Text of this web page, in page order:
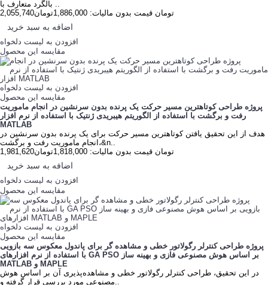
2,055,740تومان قیمت بدون مالیات: 1,886,000تومان
اضافه به سبد خرید
افزودن به لیست دلخواه
مقایسه این محصول
افزودن به لیست دلخواه
مقایسه این محصول
پروژه طراحی کوتاهترین مسیر حرکت یک پرنده بدون سرنشین در انجام ماموریت
رفت و برگشت با استفاده از الگوریتم هیبریدی ژنتیک با استفاده از نرم افزار
MATLAB
هدف از این تحقیق یافتن کوتاهترین مسیر حرکت برای یک پرنده بدون سرنشین در
انجام ماموریت رفت و برگشت،&n..
1,981,620تومان قیمت بدون مالیات: 1,818,000تومان
اضافه به سبد خرید
افزودن به لیست دلخواه
مقایسه این محصول
افزودن به لیست دلخواه
مقایسه این محصول
پروژه طراحی کنترلر رگولاتور خطی و مشاهده گر‫ برای پاندول معکوس سه بازویی
بر اساس هوش مصنوعی فازی و بهينه ساز GA PSO‬ با استفاده از نرم افزارهای
MATLAB و MAPLE
در اين تحقيق، طراحی کنترلر رگولاتور خطی و مشاهده‌پذيری آن بر اساس هوش